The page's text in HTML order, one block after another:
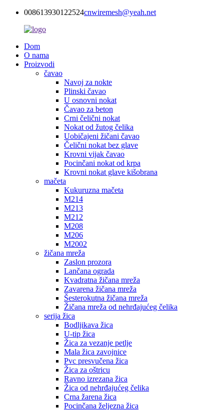
008613930122524cnwiremesh@yeah.net
Dom
O nama
Proizvodi
čavao
Navoj za nokte
Plinski čavao
U osnovni nokat
Čavao za beton
Crni čelični nokat
Nokat od žutog čelika
Uobičajeni žičani čavao
Čelični nokat bez glave
Krovni vijak čavao
Pocinčani nokat od krpa
Krovni nokat glave kišobrana
mačeta
Kukuruzna mačeta
M214
M213
M212
M208
M206
M2002
žičana mreža
Zaslon prozora
Lančana ograda
Kvadratna žičana mreža
Zavarena žičana mreža
Šesterokutna žičana mreža
Žičana mreža od nehrđajućeg čelika
serija žica
Bodljikava žica
U-tip žica
Žica za vezanje petlje
Mala žica zavojnice
Pvc presvučena žica
Žica za oštricu
Ravno izrezana žica
Žica od nehrđajućeg čelika
Crna žarena žica
Pocinčana željezna žica